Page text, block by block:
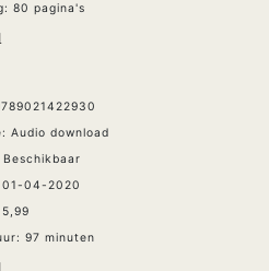
80 pagina's
Audio download
01-04-2020
97 minuten